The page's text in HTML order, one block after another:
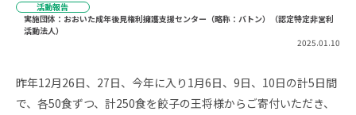
活動報告
実施団体：おおいた成年後見権利擁護支援センター（略称：バトン）（認定特定非営利
活動法人）
2025.01.10
昨年12月26日、27日、今年に入り1月6日、9日、10日の計5日間
で、各50食ずつ、計250食を餃子の王将様からご寄付いただき、